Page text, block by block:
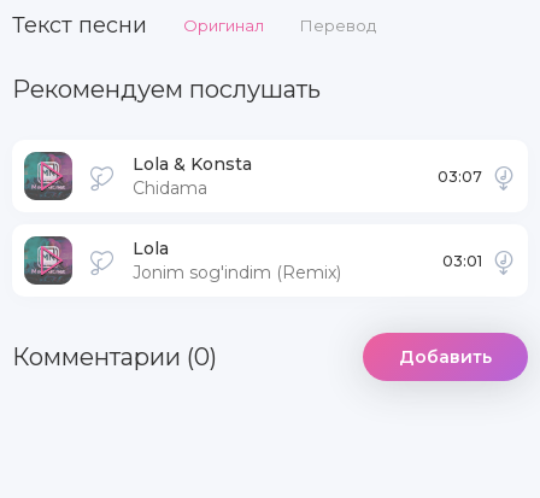
Текст песни Оригинал Перевод
Рекомендуем послушать
Lola & Konsta
Chidama
03:07
Lola
Jonim sog'indim (Remix)
03:01
Комментарии (0) Добавить